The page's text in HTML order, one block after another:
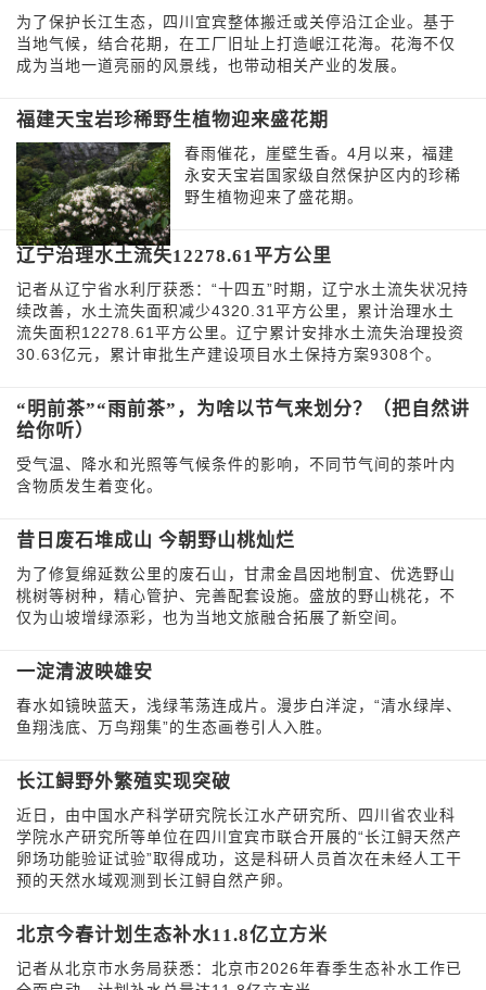
为了保护长江生态，四川宜宾整体搬迁或关停沿江企业。基于
当地气候，结合花期，在工厂旧址上打造岷江花海。花海不仅
成为当地一道亮丽的风景线，也带动相关产业的发展。
福建天宝岩珍稀野生植物迎来盛花期
春雨催花，崖壁生香。4月以来，福建
永安天宝岩国家级自然保护区内的珍稀
野生植物迎来了盛花期。
辽宁治理水土流失12278.61平方公里
记者从辽宁省水利厅获悉：“十四五”时期，辽宁水土流失状况持
续改善，水土流失面积减少4320.31平方公里，累计治理水土
流失面积12278.61平方公里。辽宁累计安排水土流失治理投资
30.63亿元，累计审批生产建设项目水土保持方案9308个。
“明前茶”“雨前茶”，为啥以节气来划分？（把自然讲
给你听）
受气温、降水和光照等气候条件的影响，不同节气间的茶叶内
含物质发生着变化。
昔日废石堆成山 今朝野山桃灿烂
为了修复绵延数公里的废石山，甘肃金昌因地制宜、优选野山
桃树等树种，精心管护、完善配套设施。盛放的野山桃花，不
仅为山坡增绿添彩，也为当地文旅融合拓展了新空间。
一淀清波映雄安
春水如镜映蓝天，浅绿苇荡连成片。漫步白洋淀，“清水绿岸、
鱼翔浅底、万鸟翔集”的生态画卷引人入胜。
长江鲟野外繁殖实现突破
近日，由中国水产科学研究院长江水产研究所、四川省农业科
学院水产研究所等单位在四川宜宾市联合开展的“长江鲟天然产
卵场功能验证试验”取得成功，这是科研人员首次在未经人工干
预的天然水域观测到长江鲟自然产卵。
北京今春计划生态补水11.8亿立方米
记者从北京市水务局获悉：北京市2026年春季生态补水工作已